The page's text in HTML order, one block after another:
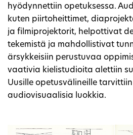
hyödynnettiin opetuksessa.
kuten piirtoheittimet,
ja filmiprojektorit, helpottivat
tekemistä ja mahdollistivat
ärsykkeisiin perustuvaa
vaativia kielistudioita alettiin
Uusille opetusvälineille
audiovisuaalisia luokkia.